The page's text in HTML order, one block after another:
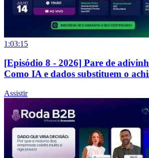
1:03:15
[Episódio 8 - 2026] Pare de
Como IA e dados substituem o
Assistir